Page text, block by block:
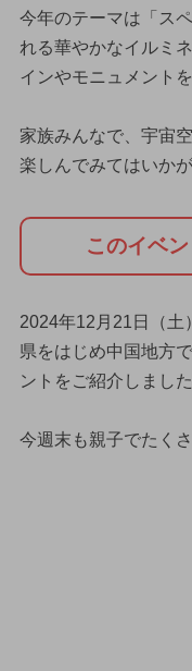
今年のテーマは「ス
れる華やかなイルミ
インやモニュメント
家族みんなで、宇宙
楽しんでみてはいか
このイベ
2024年12月21日（土
県をはじめ中国地方
ントをご紹介しました
今週末も親子でたく